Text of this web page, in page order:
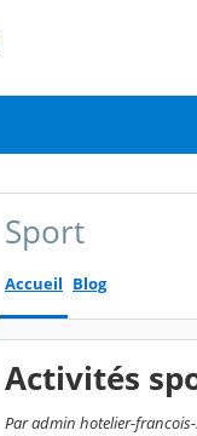
Sport
Accueil Blog
Activités
Par admin hotelier-